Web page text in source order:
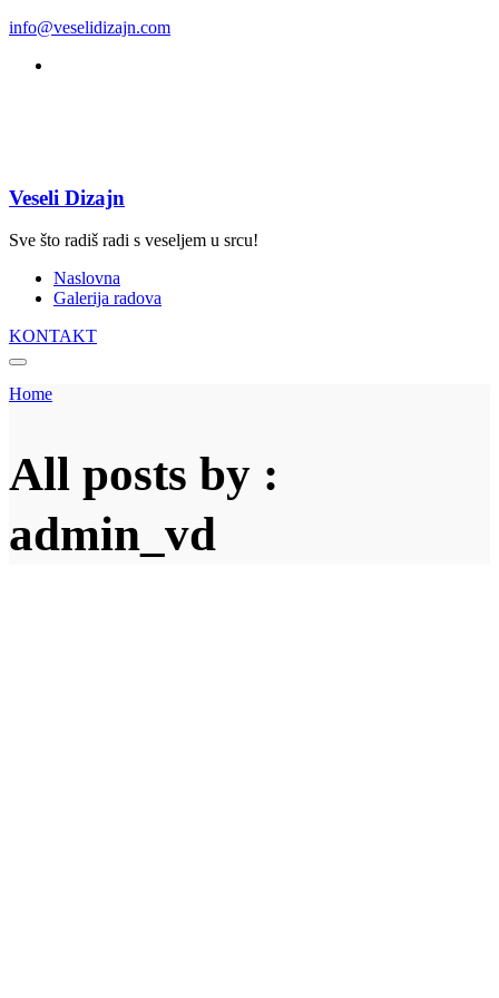
info@veselidizajn.com
Veseli Dizajn
Sve što radiš radi s veseljem u srcu!
Naslovna
Galerija radova
KONTAKT
Home
All posts by :
admin_vd